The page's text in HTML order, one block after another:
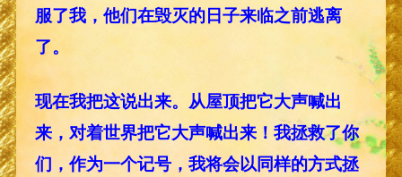
服了我，他们在毁灭的日子来临之前逃离
了。
现在我把这说出来。从屋顶把它大声喊出
来，对着世界把它大声喊出来！我拯救了你
们，作为一个记号，我将会以同样的方式拯